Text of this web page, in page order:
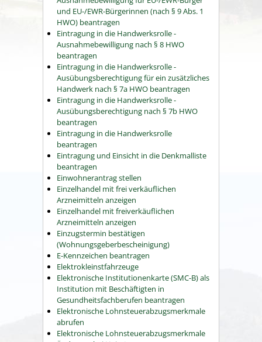
und EU-/EWR-Bürgerinnen (nach § 9 Abs. 1
HWO) beantragen
Eintragung in die Handwerksrolle -
Ausnahmebewilligung nach § 8 HWO
beantragen
Eintragung in die Handwerksrolle -
Ausübungsberechtigung für ein zusätzliches
Handwerk nach § 7a HWO beantragen
Eintragung in die Handwerksrolle -
Ausübungsberechtigung nach § 7b HWO
beantragen
Eintragung in die Handwerksrolle
beantragen
Eintragung und Einsicht in die Denkmalliste
beantragen
Einwohnerantrag stellen
Einzelhandel mit frei verkäuflichen
Arzneimitteln anzeigen
Einzelhandel mit freiverkäuflichen
Arzneimitteln anzeigen
Einzugstermin bestätigen
(Wohnungsgeberbescheinigung)
E-Kennzeichen beantragen
Elektrokleinstfahrzeuge
Elektronische Institutionenkarte (SMC-B) als
Institution mit Beschäftigten in
Gesundheitsfachberufen beantragen
Elektronische Lohnsteuerabzugsmerkmale
abrufen
Elektronische Lohnsteuerabzugsmerkmale